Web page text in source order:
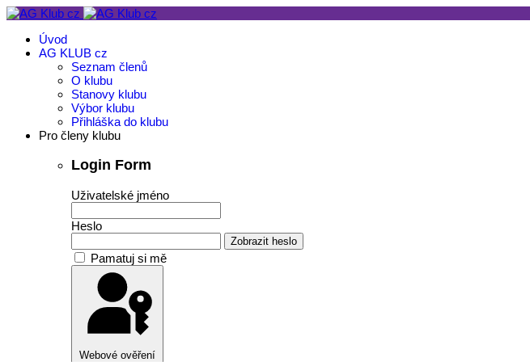
Úvod
AG KLUB cz
Seznam členů
O klubu
Stanovy klubu
Výbor klubu
Přihláška do klubu
Pro členy klubu
Login Form
Uživatelské jméno
Heslo
Zobrazit heslo
Pamatuj si mě
Webové ověření